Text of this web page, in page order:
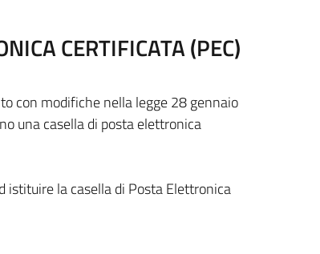
CERTIFICATA (PEC)
con modifiche nella legge 28 gennaio
una casella di posta elettronica
la casella di Posta Elettronica